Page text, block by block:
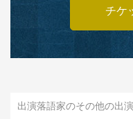
チケ
出演落語家のその他の